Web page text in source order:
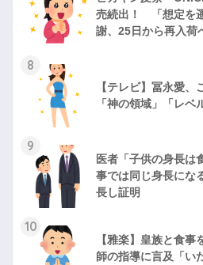
売続出！ 「想定を
謝、25日から再入荷
8
【テレビ】冨永愛
「神の領域」「レベ
9
医者「子供の身長は
事では同じ身長にな
長し証明
10
【雅楽】皇族と食
師の指導に言及「い